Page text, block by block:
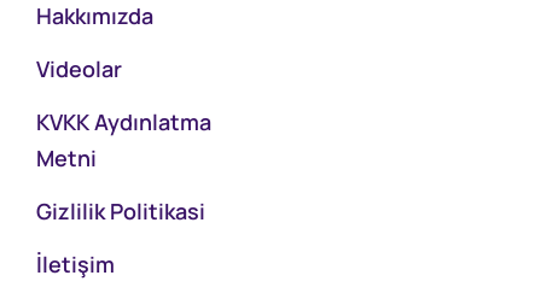
Hakkımızda
Videolar
KVKK Aydınlatma
Metni
Gizlilik Politikasi
İletişim